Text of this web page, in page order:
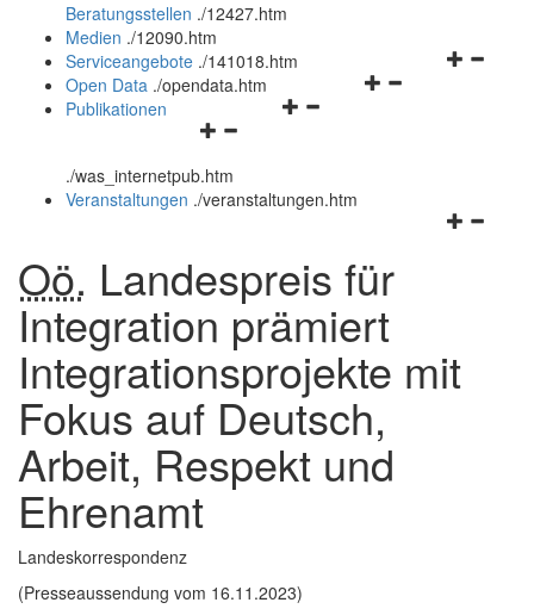
und
schließen
Beratungsstellen ./12427.htm
Medien ./12090.htm
Navigationsmenü
Serviceangebote ./141018.htm
Navigationsmenü
Open Data ./opendata.htm
Navigationsmenü
und
schließen
Publikationen
./was_internetpub.htm
Veranstaltungen ./veranstaltungen.htm
Oö. Landespreis für
Integration prämiert
Integrationsprojekte mit
Fokus auf Deutsch,
Arbeit, Respekt und
Ehrenamt
Landeskorrespondenz
(Presseaussendung vom 16.11.2023)